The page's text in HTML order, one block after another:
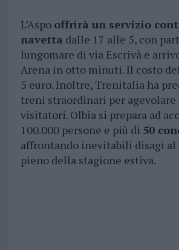
L’Aspo offrirà un servizio
navetta dalle 17 alle 5, con
lungomare di via Escrivà e
Arena in otto minuti. Il costo
5 euro. Inoltre, Trenitalia ha
treni straordinari per agevolare
visitatori. Olbia si prepara ad
100.000 persone e più di 50
affrontando inevitabili disagi
pieno della stagione estiva.